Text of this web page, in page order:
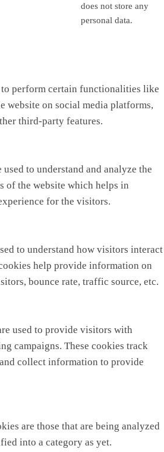
does not store any
personal data.
perform certain functionalities like
website on social media platforms,
third-party features.
to understand and analyze the
of the website which helps in
for the visitors.
to understand how visitors interact
help provide information on
bounce rate, traffic source, etc.
used to provide visitors with
campaigns. These cookies track
collect information to provide
are those that are being analyzed
into a category as yet.